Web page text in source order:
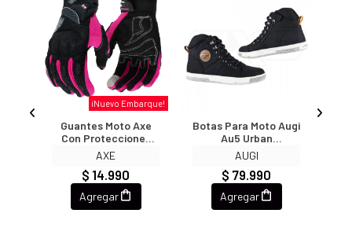
¡Nuevo Embarque!
Guantes Moto Axe
Con Protecciones
St09 Pink Touch
AXE
$ 14.990
Agregar
Botas Para Moto Augi
Au5 Urban
Reforzadas Tipo
Zapatilla
AUGI
$ 79.990
Agregar